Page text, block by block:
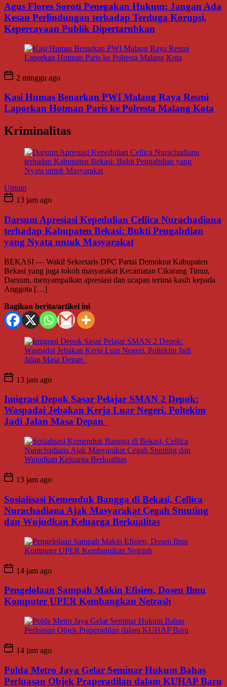
Agus Flores Soroti Penegakan Hukum: Jangan Ada
Kesan Perlindungan terhadap Terduga Korupsi,
Kepercayaan Publik Dipertaruhkan
2 minggu ago
Kasi Humas Benarkan PWI Malang Raya Resmi
Laporkan Hotman Paris ke Polresta Malang Kota
Kriminalitas
Umum
13 jam ago
Darsum Apresiasi Kepedulian Cellica Nurachadiana
terhadap Kabupaten Bekasi: Bukti Pengabdian
yang Nyata untuk Masyarakat
BEKASI — Wakil Sekretaris DPC Partai Demokrat Kabupaten
Bekasi yang juga tokoh masyarakat Kecamatan Cikarang Timur,
Darsum, menyampaikan apresiasi dan ucapan terima kasih kepada
Anggota […]
Bagikan berita/artikel ini
13 jam ago
Imigrasi Depok Sasar Pelajar SMAN 2 Depok:
Waspadai Jebakan Kerja Luar Negeri, Poltekim
Jadi Jalan Masa Depan
13 jam ago
Sosialisasi Kemenduk Bangga di Bekasi, Cellica
Nurachadiana Ajak Masyarakat Cegah Stunting
dan Wujudkan Keluarga Berkualitas
14 jam ago
Pengelolaan Sampah Makin Efisien, Dosen Ilmu
Komputer UPER Kembangkan Netrash
14 jam ago
Polda Metro Jaya Gelar Seminar Hukum Bahas
Perluasan Objek Praperadilan dalam KUHAP Baru